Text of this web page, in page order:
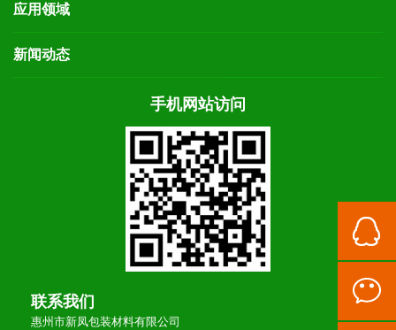
应用领域
新闻动态
手机网站访问
联系我们
惠州市新凤包装材料有限公司